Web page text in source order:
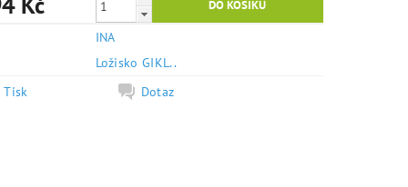
INA
Ložisko GIKL..
Tisk
Dotaz